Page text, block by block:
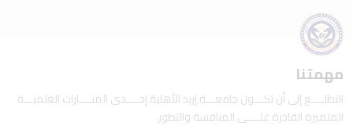
مهمتنا
التطلــــع إلى أن تكـــون جامعـــة إربد الأهلية إحــــدى المنــــارات العلميـــة
المتميزة القادرة علــــى المنافسة والتطور.